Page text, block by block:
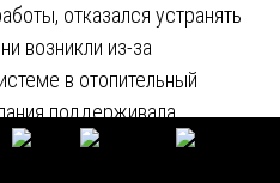
отказался устранять
возникли из-за
в отопительный
поддерживала
что работы были приняты